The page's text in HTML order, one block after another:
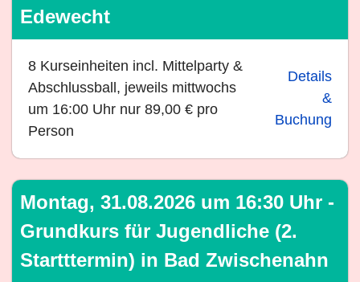
Edewecht
8 Kurseinheiten incl. Mittelparty &
Abschlussball, jeweils mittwochs
um 16:00 Uhr nur 89,00 € pro
Person
Details
&
Buchung
Montag, 31.08.2026 um 16:30 Uhr -
Grundkurs für Jugendliche (2.
Startttermin) in Bad Zwischenahn